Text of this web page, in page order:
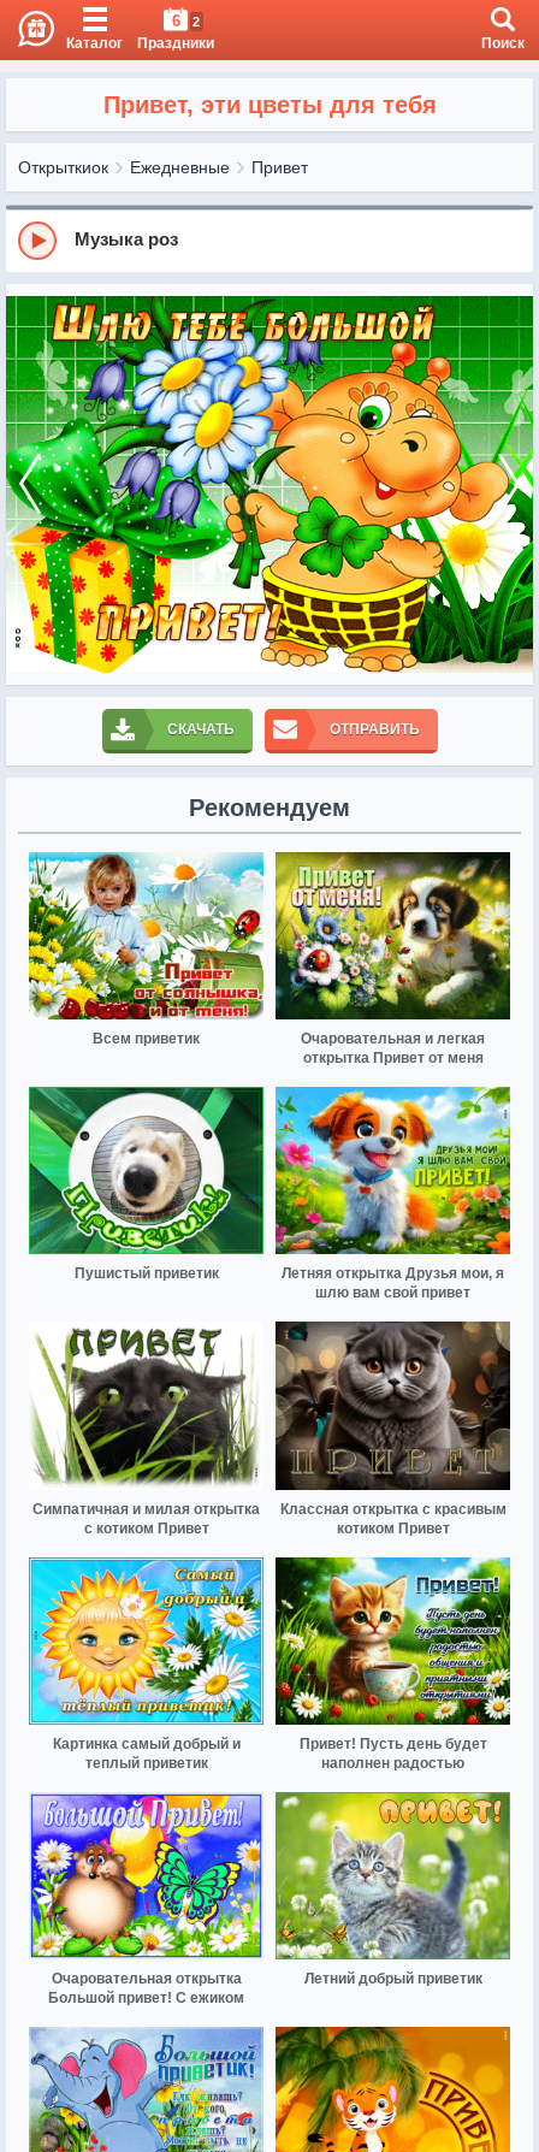
Каталог
6 2
Праздники Поиск
Привет, эти цветы для тебя
Открыткиок Ежедневные Привет
Музыка роз
СКАЧАТЬ ОТПРАВИТЬ
Рекомендуем
Всем приветик
Очаровательная и легкая
открытка Привет от меня
Пушистый приветик
Летняя открытка Друзья мои, я
шлю вам свой привет
Симпатичная и милая открытка
с котиком Привет
Классная открытка с красивым
котиком Привет
Картинка самый добрый и
теплый приветик
Привет! Пусть день будет
наполнен радостью
Очаровательная открытка
Большой привет! С ежиком
Летний добрый приветик